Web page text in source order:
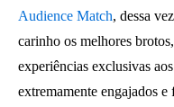
Audience Match, dessa
carinho os melhores
experiências exclusivas
extremamente engajados